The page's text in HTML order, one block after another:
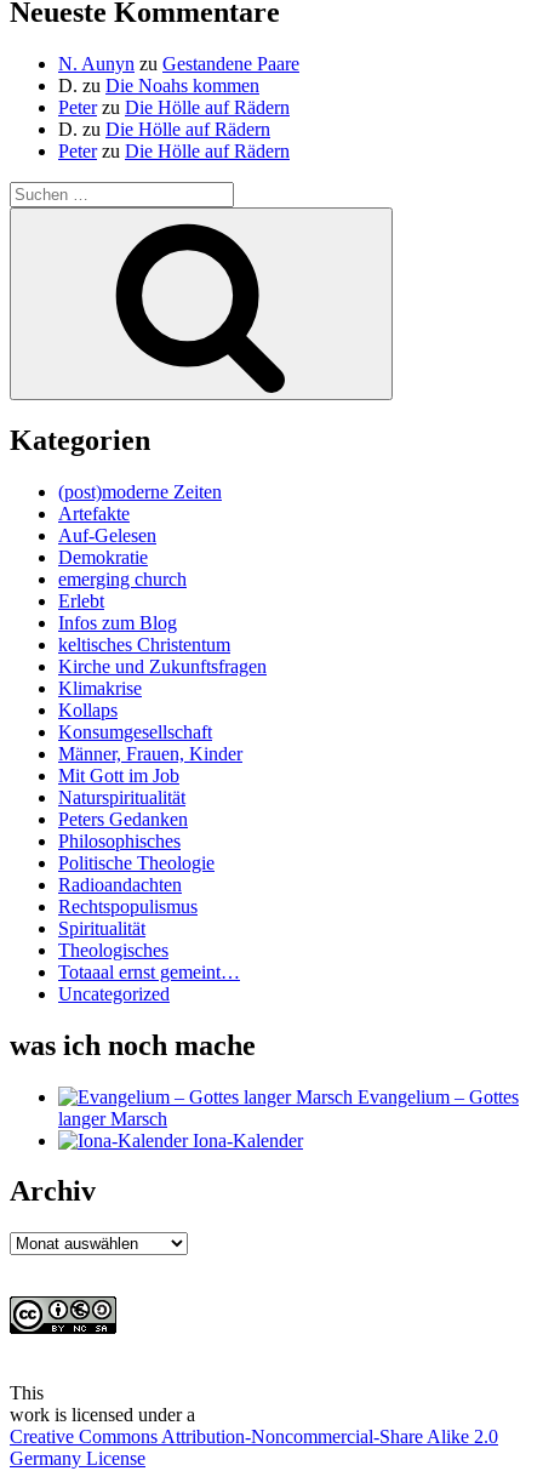
Neueste Kommentare
N. Aunyn zu Gestandene Paare
D. zu Die Noahs kommen
Peterzu Die Hölle auf Rädern
D. zu Die Hölle auf Rädern
Peterzu Die Hölle auf Rädern
Suche
nach:
Kategorien
(post)moderne Zeiten
Artefakte
Auf-Gelesen
Demokratie
emerging church
Erlebt
Infos zum Blog
keltisches Christentum
Kirche und Zukunftsfragen
Klimakrise
Kollaps
Konsumgesellschaft
Männer, Frauen, Kinder
Mit Gott im Job
Naturspiritualität
Peters Gedanken
Philosophisches
Politische Theologie
Radioandachten
Rechtspopulismus
Spiritualität
Theologisches
Totaaal ernst gemeint…
Uncategorized
was ich noch mache
Evangelium – Gottes
langer Marsch
Iona-Kalender
Archiv
Archiv
This
work is licensed under a
Creative Commons Attribution-Noncommercial-Share Alike 2.0
Germany License